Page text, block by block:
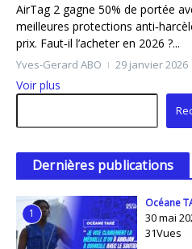
AirTag 2 gagne 50% de portée
meilleures protections
prix. Faut‑il l’acheter en 2026 ?...
Yves-Gerard ABO 29 janvier 2026
Voir plus
Rechercher
Dernières publications
1
Océane
30 mai
31Vues